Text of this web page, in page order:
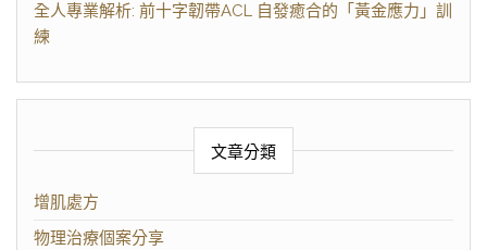
全人專業解析: 前十字韌帶ACL 自發癒合的「黃金應力」訓
練
文章分類
增肌處方
物理治療個案分享